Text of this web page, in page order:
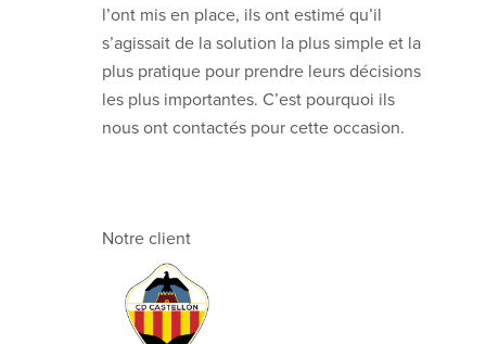
l’ont mis en place, ils ont estimé qu’il
s’agissait de la solution la plus simple et la
plus pratique pour prendre leurs décisions
les plus importantes. C’est pourquoi ils
nous ont contactés pour cette occasion.
Notre client